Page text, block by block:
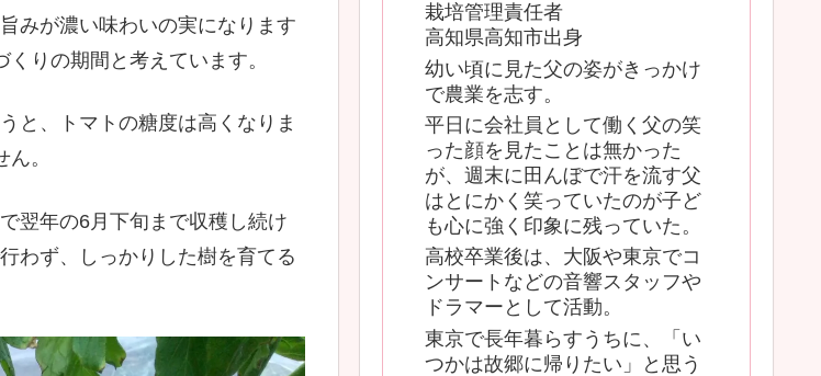
みが濃い味わいの実になります
りの期間と考えています。
と、トマトの糖度は高くなりま
。
翌年の6月下旬まで収穫し続け
わず、しっかりした樹を育てる
栽培管理責任者
高知県高知市出身
幼い頃に見た父の姿がきっかけ
で農業を志す。
平日に会社員として働く父の笑
った顔を見たことは無かった
が、週末に田んぼで汗を流す父
はとにかく笑っていたのが子ど
も心に強く印象に残っていた。
高校卒業後は、大阪や東京でコ
ンサートなどの音響スタッフや
ドラマーとして活動。
東京で長年暮らすうちに、「い
つかは故郷に帰りたい」と思う